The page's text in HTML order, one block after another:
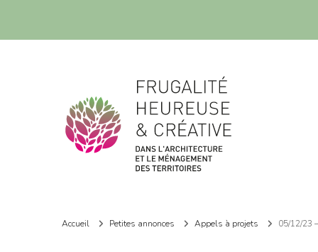
Frugalité dans l'architecture et le ménagement des territoires
Accueil Petites annonces Appels à projets 05/12/23